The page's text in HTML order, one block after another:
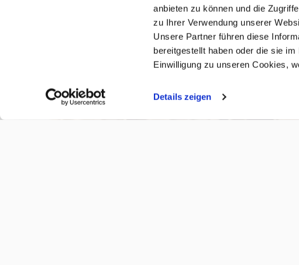
(öffnet in neuem Tab)
anbieten zu können und die
zu Ihrer Verwendung unserer
Unsere Partner führen diese
bereitgestellt haben oder die sie
Einwilligung zu unseren Cookies,
Details zeigen